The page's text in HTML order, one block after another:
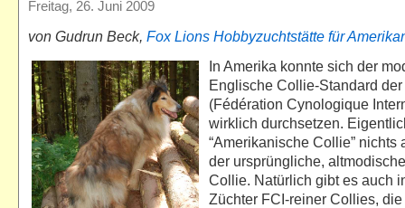
Freitag, 26. Juni 2009
von Gudrun Beck, Fox Lions Hobbyzuchtstätte für
In Amerika konnte sich der
Englische Collie-Standard der
(Fédération Cynologique
wirklich durchsetzen.
“Amerikanische Collie” nichts
der ursprüngliche,
Collie. Natürlich gibt es auch
Züchter FCI-reiner Collies,